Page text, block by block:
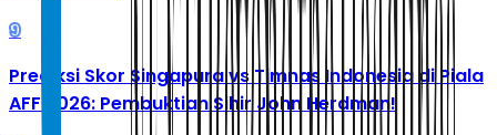
9
Prediksi Skor Singapura vs Timnas Indonesia di Piala
AFF 2026: Pembuktian Sihir John Herdman!